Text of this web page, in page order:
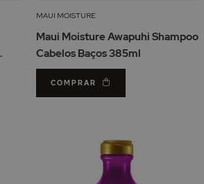
Lista
Desejos
MAUI MOISTURE
Maui Moisture Awapuhi Shampoo
Cabelos Baços 385ml
COMPRAR